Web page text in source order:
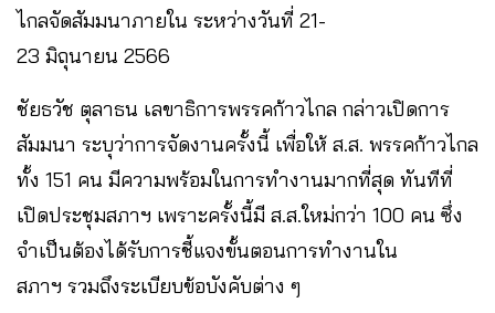
ไกลจัดสัมมนาภายใน ระหว่างวันที่ 21-
23 มิถุนายน 2566
ชัยธวัช ตุลาธน เลขาธิการพรรคก้าวไกล กล่าวเปิดการ
สัมมนา ระบุว่าการจัดงานครั้งนี้ เพื่อให้ ส.ส. พรรคก้าวไกล
ทั้ง 151 คน มีความพร้อมในการทำงานมากที่สุด ทันทีที่
เปิดประชุมสภาฯ เพราะครั้งนี้มี ส.ส.ใหม่กว่า 100 คน ซึ่ง
จำเป็นต้องได้รับการชี้แจงขั้นตอนการทำงานใน
สภาฯ รวมถึงระเบียบข้อบังคับต่าง ๆ